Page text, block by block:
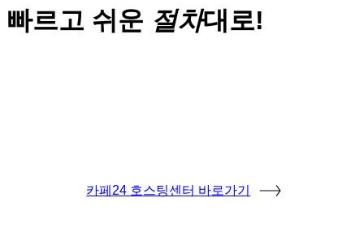
빠르고 쉬운 절차대로!
카페24 호스팅센터 바로가기